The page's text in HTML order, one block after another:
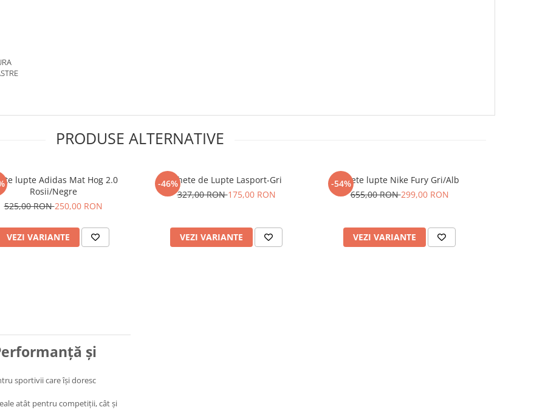
PRODUSE ALTERNATIVE
lupte Adidas Mat Hog 2.0
Rosii/Negre
525,00 RON250,00 RON
VEZI VARIANTE
-46%Ghete de Lupte Lasport-Gri
327,00 RON175,00 RON
VEZI VARIANTE
-54%Ghete lupte Nike Fury Gri/Alb
655,00 RON299,00 RON
VEZI VARIANTE
și
sportivii care își doresc
atât pentru competiții, cât și